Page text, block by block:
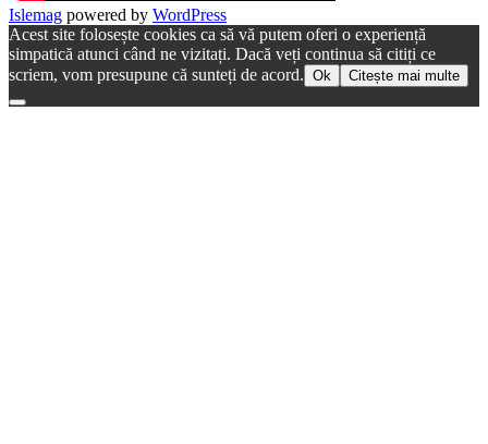
Islemag powered by WordPress
Acest site folosește cookies ca să vă putem oferi o experiență
simpatică atunci când ne vizitați. Dacă veți continua să citiți ce
scriem, vom presupune că sunteți de acord. Ok Citește mai multe